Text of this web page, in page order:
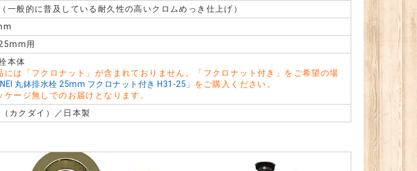
一般的に普及している耐久性の高いクロムめっき仕上げ）
用
本体
には「フクロナット」が含まれておりません。「フクロナット付き」をご希望の場
丸鉢排水栓 25mm フクロナット付き H31-25」 をご購入ください。
ケージ無しでのお届けとなります。
カクダイ）／日本製